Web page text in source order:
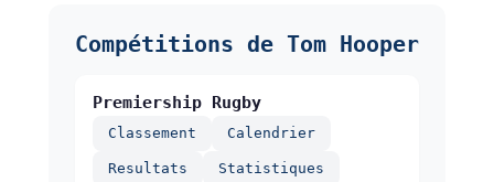
Compétitions de Tom Hooper
Premiership Rugby
Classement Calendrier
Resultats Statistiques